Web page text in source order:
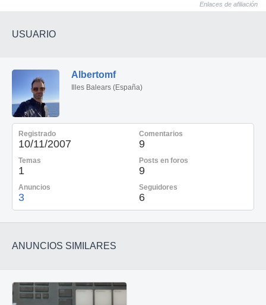
Enlaces de afiliación
USUARIO
Albertomf
Illes Balears (España)
Registrado
10/11/2007
Comentarios
9
Temas
1
Posts en foros
9
Anuncios
3
Seguidores
6
ANUNCIOS SIMILARES